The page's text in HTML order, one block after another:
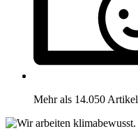
Mehr als 14.050 Artikel